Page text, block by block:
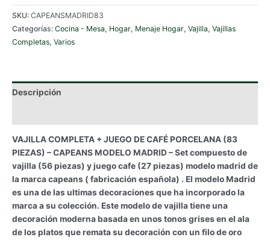
+
JUEGO
DE
CAFÉ
PIEZAS)
MODELO
MADRID
cantidad
SKU: CAPEANSMADRID83
Categorías: Cocina - Mesa, Hogar, Menaje Hogar, Vajilla, Vajillas
Completas, Varios
Descripción
VAJILLA COMPLETA + JUEGO DE CAFÉ PORCELANA (83
PIEZAS) – CAPEANS MODELO MADRID – Set compuesto de
vajilla (56 piezas) y juego cafe (27 piezas) modelo madrid de
la marca capeans ( fabricación española) . El modelo Madrid
es una de las ultimas decoraciones que ha incorporado la
marca a su colección. Este modelo de vajilla tiene una
decoración moderna basada en unos tonos grises en el ala
de los platos que remata su decoración con un filo de oro